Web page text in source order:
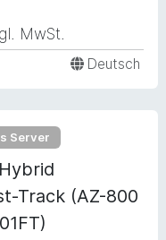
MwSt.
Deutsch
Server
Track (AZ-800